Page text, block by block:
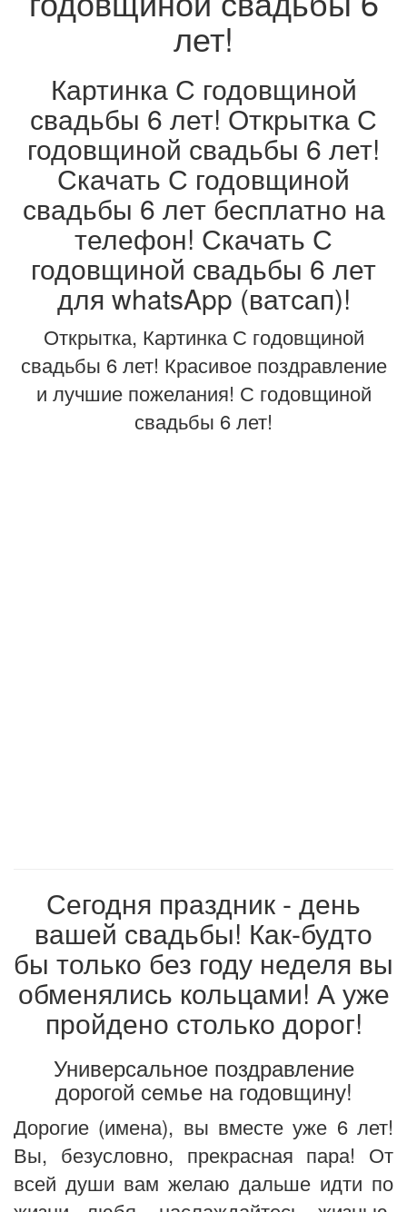
лет!
Картинка С годовщиной
свадьбы 6 лет! Открытка С
годовщиной свадьбы 6 лет!
Скачать С годовщиной
свадьбы 6 лет бесплатно на
телефон! Скачать С
годовщиной свадьбы 6 лет
для whatsApp (ватсап)!
Открытка, Картинка С годовщиной
свадьбы 6 лет! Красивое поздравление
и лучшие пожелания! С годовщиной
свадьбы 6 лет!
Сегодня праздник - день
вашей свадьбы! Как-будто
бы только без году неделя вы
обменялись кольцами! А уже
пройдено столько дорог!
Универсальное поздравление
дорогой семье на годовщину!
Дорогие (имена), вы вместе уже 6 лет!
Вы, безусловно, прекрасная пара! От
всей души вам желаю дальше идти по